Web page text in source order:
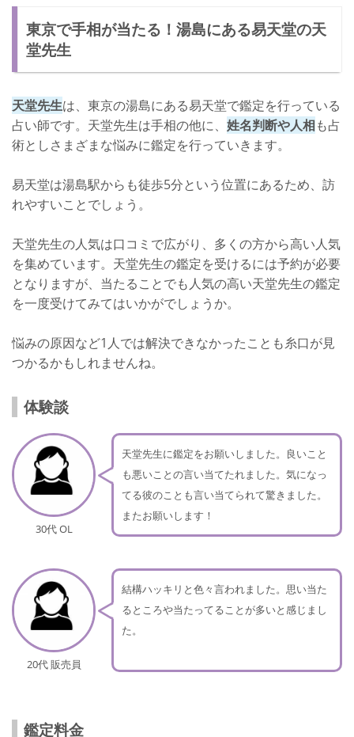
東京で手相が当たる！湯島にある易天堂の天
堂先生
天堂先生は、東京の湯島にある易天堂で鑑定を行っている
占い師です。天堂先生は手相の他に、 姓名判断や人相も占
術としさまざまな悩みに鑑定を行っていきます。
易天堂は湯島駅からも徒歩5分という位置にあるため、訪
れやすいことでしょう。
天堂先生の人気は口コミで広がり、多くの方から高い人気
を集めています。天堂先生の鑑定を受けるには予約が必要
となりますが、当たることでも人気の高い天堂先生の鑑定
を一度受けてみてはいかがでしょうか。
悩みの原因など1人では解決できなかったことも糸口が見
つかるかもしれませんね。
体験談
30代 OL
天堂先生に鑑定をお願いしました。良いこと
も悪いことの言い当てたれました。気になっ
てる彼のことも言い当てられて驚きました。
またお願いします！
20代 販売員
結構ハッキリと色々言われました。思い当た
るところや当たってることが多いと感じまし
た。
鑑定料金